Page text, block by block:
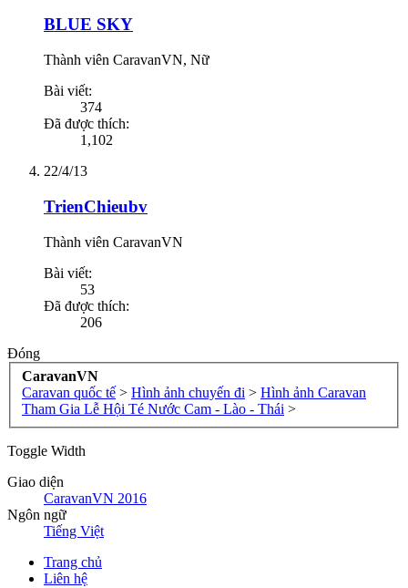
BLUE SKY
Thành viên CaravanVN, Nữ
Bài viết:
374
Đã được thích:
1,102
22/4/13
TrienChieubv
Thành viên CaravanVN
Bài viết:
53
Đã được thích:
206
Đóng
CaravanVN
Caravan quốc tế > Hình ảnh chuyến đi > Hình ảnh Caravan
Tham Gia Lễ Hội Té Nước Cam - Lào - Thái >
Toggle Width
Giao diện
CaravanVN 2016
Ngôn ngữ
Tiếng Việt
Trang chủ
Liên hệ